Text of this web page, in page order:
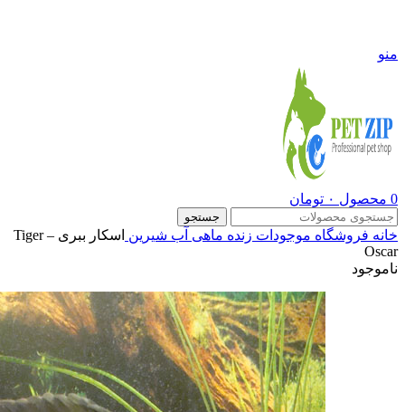
منو
0 محصول ۰ تومان
جستجو
خانه فروشگاه موجودات زنده ماهی آب شیرین
اسکار ببری – Tiger
Oscar
ناموجود